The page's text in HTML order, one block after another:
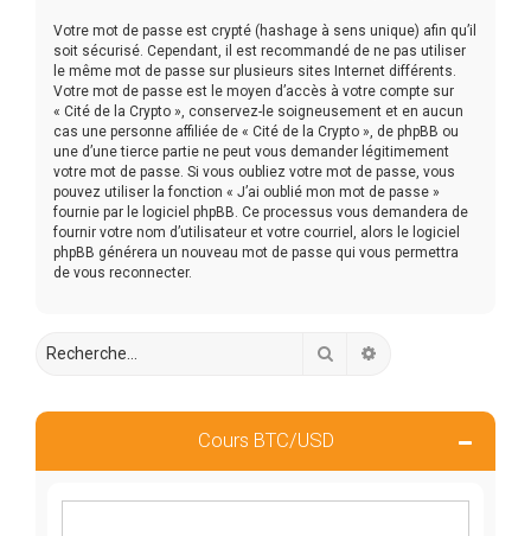
Votre mot de passe est crypté (hashage à sens unique) afin qu’il
soit sécurisé. Cependant, il est recommandé de ne pas utiliser
le même mot de passe sur plusieurs sites Internet différents.
Votre mot de passe est le moyen d’accès à votre compte sur
« Cité de la Crypto », conservez-le soigneusement et en aucun
cas une personne affiliée de « Cité de la Crypto », de phpBB ou
une d’une tierce partie ne peut vous demander légitimement
votre mot de passe. Si vous oubliez votre mot de passe, vous
pouvez utiliser la fonction « J’ai oublié mon mot de passe »
fournie par le logiciel phpBB. Ce processus vous demandera de
fournir votre nom d’utilisateur et votre courriel, alors le logiciel
phpBB générera un nouveau mot de passe qui vous permettra
de vous reconnecter.
Rechercher
Cours BTC/USD